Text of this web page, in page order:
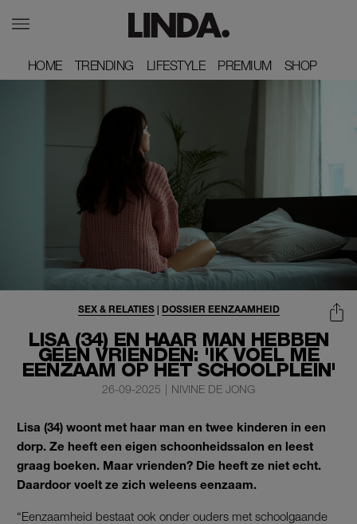
HOME
HOME TRENDING
TRENDING LIFESTYLE
LIFESTYLE PREMIUM
PREMIUM SHOP
SHOP
LISA (34) EN HAAR MAN HEBBEN
GEEN VRIENDEN: 'IK VOEL ME
EENZAAM OP HET SCHOOLPLEIN'
SEX & RELATIES| DOSSIER EENZAAMHEID
26-09-2025 | NIVINE DE JONG
Lisa (34) woont met haar man en twee kinderen in een
dorp. Ze heeft een eigen schoonheidssalon en leest
graag boeken. Maar vrienden? Die heeft ze niet echt.
Daardoor voelt ze zich weleens eenzaam.
“Eenzaamheid bestaat ook onder ouders met schoolgaande